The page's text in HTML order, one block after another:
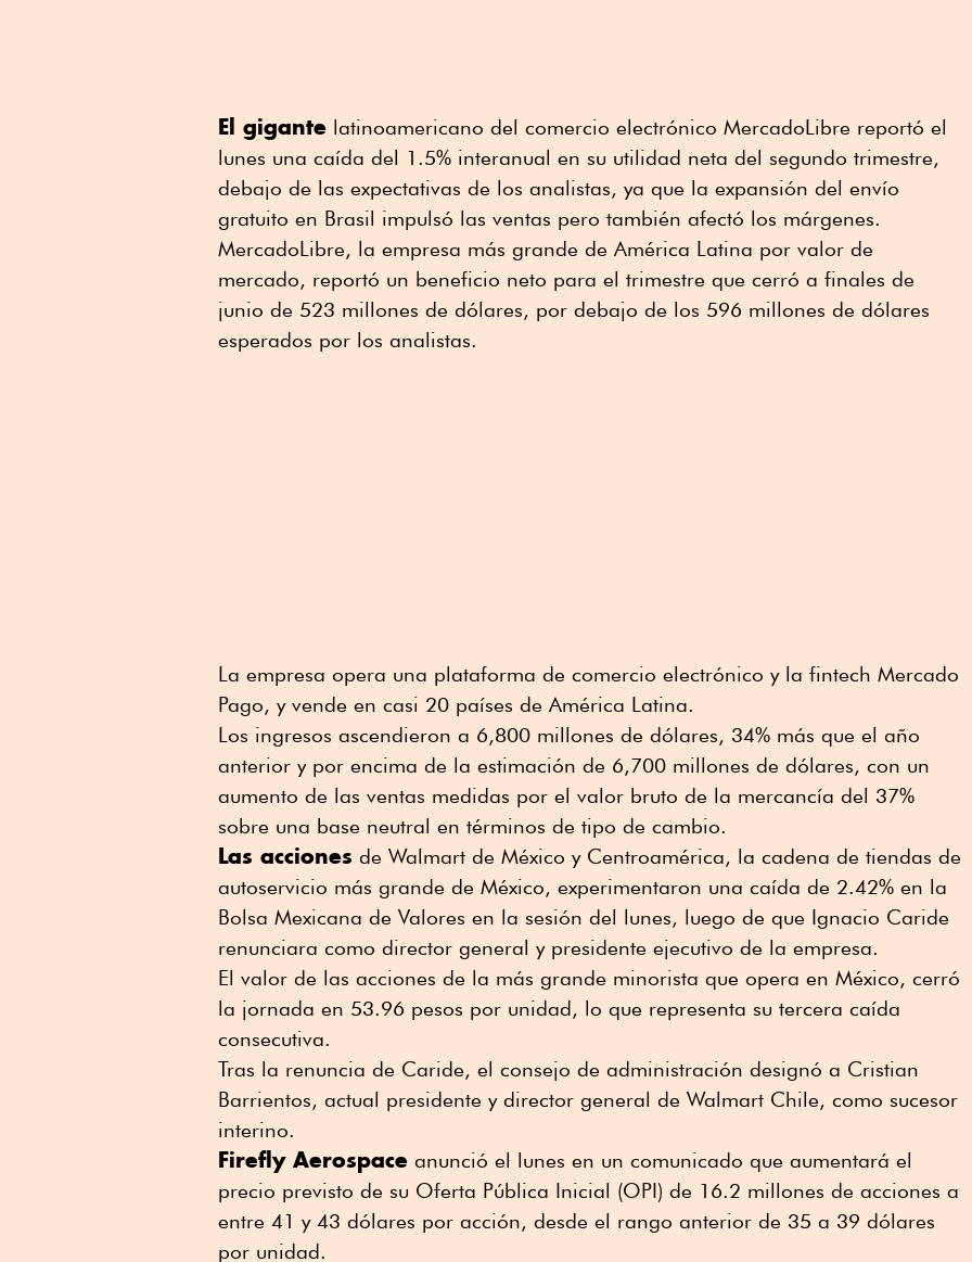
El gigante latinoamericano del comercio electrónico MercadoLibre reportó el
lunes una caída del 1.5% interanual en su utilidad neta del segundo trimestre,
debajo de las expectativas de los analistas, ya que la expansión del envío
gratuito en Brasil impulsó las ventas pero también afectó los márgenes.
MercadoLibre, la empresa más grande de América Latina por valor de
mercado, reportó un beneficio neto para el trimestre que cerró a finales de
junio de 523 millones de dólares, por debajo de los 596 millones de dólares
esperados por los analistas.
La empresa opera una plataforma de comercio electrónico y la fintech Mercado
Pago, y vende en casi 20 países de América Latina.
Los ingresos ascendieron a 6,800 millones de dólares, 34% más que el año
anterior y por encima de la estimación de 6,700 millones de dólares, con un
aumento de las ventas medidas por el valor bruto de la mercancía del 37%
sobre una base neutral en términos de tipo de cambio.
Las acciones de Walmart de México y Centroamérica, la cadena de tiendas de
autoservicio más grande de México, experimentaron una caída de 2.42% en la
Bolsa Mexicana de Valores en la sesión del lunes, luego de que Ignacio Caride
renunciara como director general y presidente ejecutivo de la empresa.
El valor de las acciones de la más grande minorista que opera en México, cerró
la jornada en 53.96 pesos por unidad, lo que representa su tercera caída
consecutiva.
Tras la renuncia de Caride, el consejo de administración designó a Cristian
Barrientos, actual presidente y director general de Walmart Chile, como sucesor
interino.
Firefly Aerospace anunció el lunes en un comunicado que aumentará el
precio previsto de su Oferta Pública Inicial (OPI) de 16.2 millones de acciones a
entre 41 y 43 dólares por acción, desde el rango anterior de 35 a 39 dólares
por unidad.